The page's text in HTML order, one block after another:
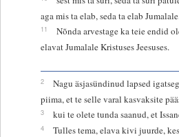
aga mis ta elab, seda ta elab Jumalale.
11
Nõnda arvestage ka teie endid
elavat Jumalale Kristuses Jeesuses.
2
Nagu äsjasündinud lapsed
piima, et te selle varal kasvaksite
3 kui te olete tunda saanud, et
4
Tulles tema, elava kivi juurde,